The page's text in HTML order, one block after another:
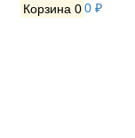
Корзина 00 ₽